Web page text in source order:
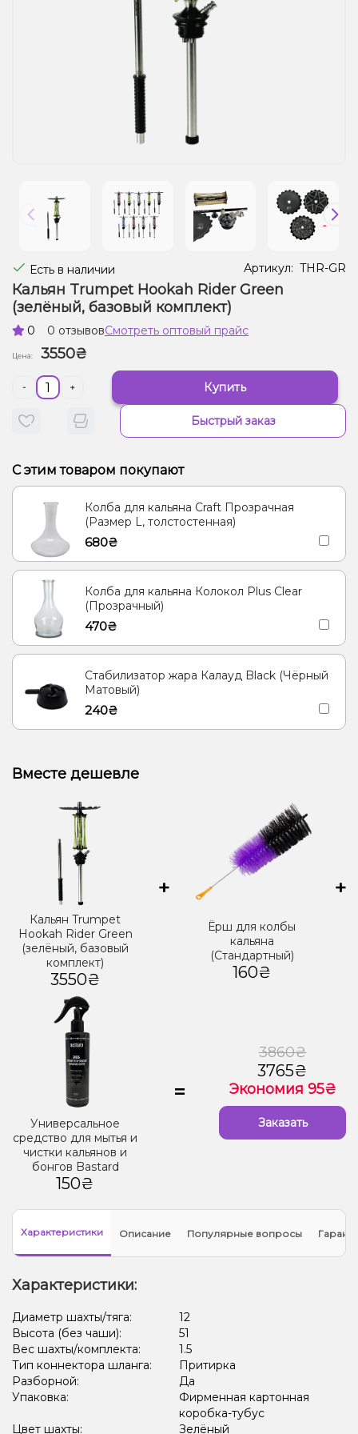
Жидкости для электронных сигарет
Подарочные наборы
Есть в наличии Артикул: THR-GR
Кальян Trumpet Hookah Rider Green
(зелёный, базовый комплект)
0 0 отзывовСмотреть оптовый прайс
Цена: 3550₴
- + Купить
Быстрый заказ
С этим товаром покупают
Колба для кальяна Craft Прозрачная
(Размер L, толстостенная)
680₴
Колба для кальяна Колокол Plus Clear
(Прозрачный)
470₴
Стабилизатор жара Калауд Black (Чёрный
Матовый)
240₴
Вместе дешевле
Кальян Trumpet
Hookah Rider Green
(зелёный, базовый
комплект)
3550₴
+
Ёрш для колбы
кальяна
(Стандартный)
160₴
+
Универсальное
средство для мытья и
чистки кальянов и
бонгов Bastard
150₴
=
3860₴
3765₴
Экономия 95₴
Заказать
Характеристики Описание Популярные вопросы
Характеристики:
Диаметр шахты/тяга:
12
Высота (без чаши):
51
Вес шахты/комплекта:
1.5
Тип коннектора шланга:
Притирка
Разборной:
Да
Упаковка:
Фирменная картонная
коробка-тубус
Цвет шахты:
Зелёный